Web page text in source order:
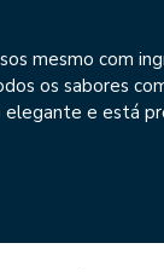
mesmo com
os sabores
e está